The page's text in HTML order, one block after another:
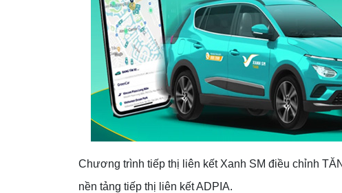
Chương trình tiếp thị liên kết Xanh SM điều chỉnh
nền tảng tiếp thị liên kết ADPIA.